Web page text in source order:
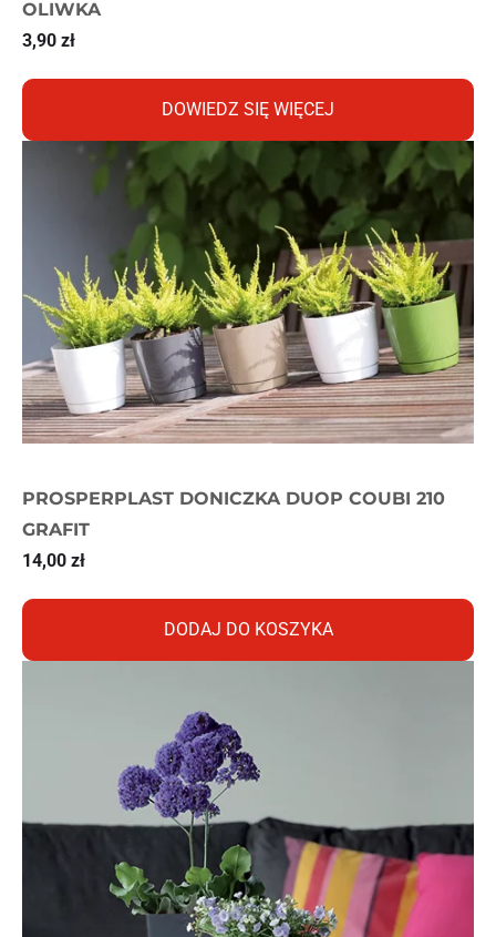
OLIWKA
3,90 zł
DOWIEDZ SIĘ WIĘCEJ
PROSPERPLAST DONICZKA DUOP COUBI 210
GRAFIT
14,00 zł
DODAJ DO KOSZYKA